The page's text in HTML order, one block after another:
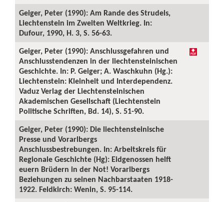
Geiger, Peter (1990): Am Rande des Strudels,
Liechtenstein im Zweiten Weltkrieg. In:
Dufour, 1990, H. 3, S. 56-63.
Geiger, Peter (1990): Anschlussgefahren und
Anschlusstendenzen in der liechtensteinischen
Geschichte. In: P. Geiger; A. Waschkuhn (Hg.):
Liechtenstein: Kleinheit und Interdependenz.
Vaduz Verlag der Liechtensteinischen
Akademischen Gesellschaft (Liechtenstein
Politische Schriften, Bd. 14), S. 51-90.
Geiger, Peter (1990): Die liechtensteinische
Presse und Vorarlbergs
Anschlussbestrebungen. In: Arbeitskreis für
Regionale Geschichte (Hg): Eidgenossen helft
euern Brüdern in der Not! Vorarlbergs
Beziehungen zu seinen Nachbarstaaten 1918-
1922. Feldkirch: Wenin, S. 95-114.